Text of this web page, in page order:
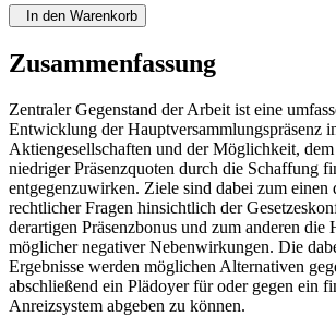
In den Warenkorb
Zusammenfassung
Zentraler Gegenstand der Arbeit ist eine
Entwicklung der Hauptversammlungspräsenz
Aktiengesellschaften und der Möglichkeit,
niedriger Präsenzquoten durch die Schaffung
entgegenzuwirken. Ziele sind dabei zum einen
rechtlicher Fragen hinsichtlich der
derartigen Präsenzbonus und zum anderen die
möglicher negativer Nebenwirkungen. Die
Ergebnisse werden möglichen Alternativen
abschließend ein Plädoyer für oder gegen ein
Anreizsystem abgeben zu können.